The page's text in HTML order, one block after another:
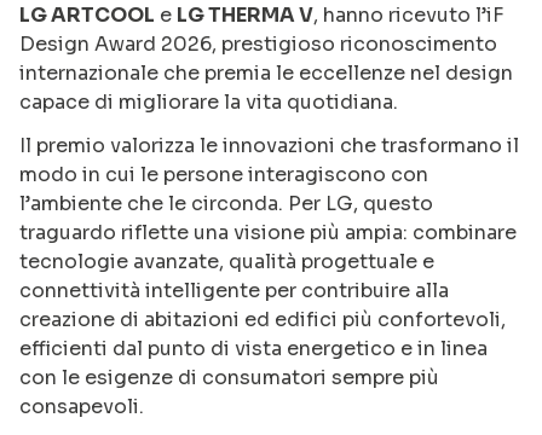
LG ARTCOOL e LG THERMA V, hanno ricevuto l’iF
Design Award 2026, prestigioso riconoscimento
internazionale che premia le eccellenze nel design
capace di migliorare la vita quotidiana.
Il premio valorizza le innovazioni che trasformano il
modo in cui le persone interagiscono con
l’ambiente che le circonda. Per LG, questo
traguardo riflette una visione più ampia: combinare
tecnologie avanzate, qualità progettuale e
connettività intelligente per contribuire alla
creazione di abitazioni ed edifici più confortevoli,
efficienti dal punto di vista energetico e in linea
con le esigenze di consumatori sempre più
consapevoli.